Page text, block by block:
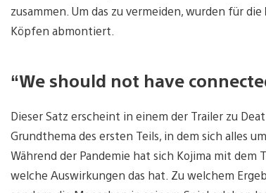
zusammen. Um das zu vermeiden, wurden für die
Köpfen abmontiert.
“We should not have
Dieser Satz erscheint in einem der Trailer zu
Grundthema des ersten Teils, in dem sich alles
Während der Pandemie hat sich Kojima mit
welche Auswirkungen das hat. Zu welchem